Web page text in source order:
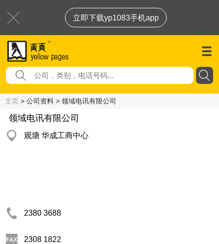
立即下载yp1083手机app
主页 > 公司资料 > 领域电讯有限公司
领域电讯有限公司
观塘 华成工商中心
2380 3688
2308 1822